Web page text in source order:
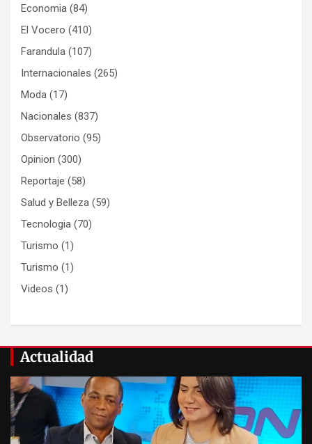
Economia (84)
El Vocero (410)
Farandula (107)
Internacionales (265)
Moda (17)
Nacionales (837)
Observatorio (95)
Opinion (300)
Reportaje (58)
Salud y Belleza (59)
Tecnologia (70)
Turismo (1)
Turismo (1)
Videos (1)
Actualidad